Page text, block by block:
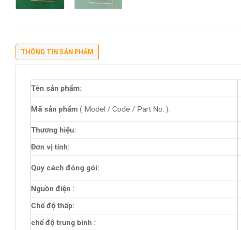
THÔNG TIN SẢN PHẨM
Tên sản phẩm:
Mã sản phẩm ( Model / Code / Part No. ):
Thương hiệu:
Đơn vị tính:
Quy cách đóng gói:
Nguồn điện :
Chế độ thấp:
chế độ trung bình :